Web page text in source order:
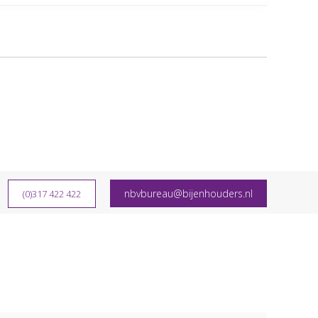
(0)317 422 422 nbvbureau@bijenhouders.nl